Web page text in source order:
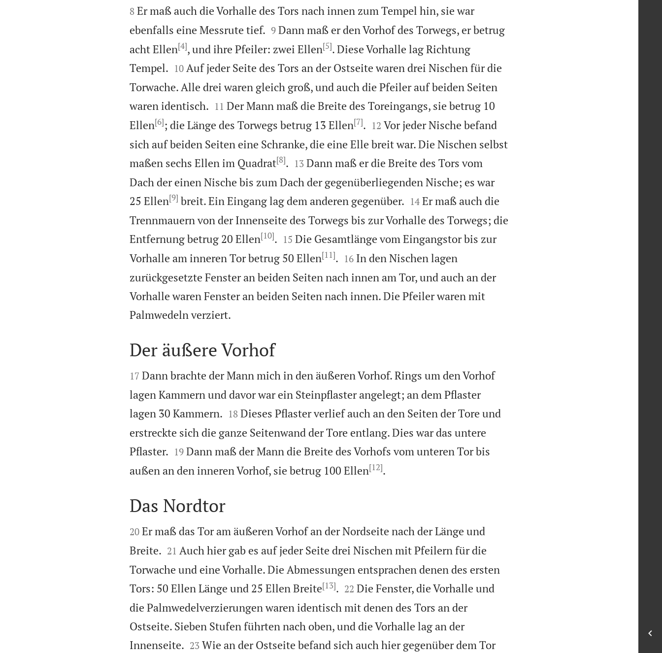
8 Er maß auch die Vorhalle des Tors nach innen zum Tempel hin, sie war
ebenfalls eine Messrute tief.
9 Dann maß er den Vorhof des Torwegs, er betrug
acht Ellen[4], und ihre Pfeiler: zwei Ellen[5]. Diese Vorhalle lag Richtung
Tempel.
10 Auf jeder Seite des Tors an der Ostseite waren drei Nischen für die
Torwache. Alle drei waren gleich groß, und auch die Pfeiler auf beiden Seiten
waren identisch.
11 Der Mann maß die Breite des Toreingangs, sie betrug 10
Ellen[6]; die Länge des Torwegs betrug 13 Ellen[7].
12 Vor jeder Nische befand
sich auf beiden Seiten eine Schranke, die eine Elle breit war. Die Nischen selbst
maßen sechs Ellen im Quadrat[8].
13 Dann maß er die Breite des Tors vom
Dach der einen Nische bis zum Dach der gegenüberliegenden Nische; es war
25 Ellen[9] breit. Ein Eingang lag dem anderen gegenüber.
14 Er maß auch die
Trennmauern von der Innenseite des Torwegs bis zur Vorhalle des Torwegs; die
Entfernung betrug 20 Ellen[10].
15 Die Gesamtlänge vom Eingangstor bis zur
Vorhalle am inneren Tor betrug 50 Ellen[11].
16 In den Nischen lagen
zurückgesetzte Fenster an beiden Seiten nach innen am Tor, und auch an der
Vorhalle waren Fenster an beiden Seiten nach innen. Die Pfeiler waren mit
Palmwedeln verziert.

Der äußere Vorhof

17 Dann brachte der Mann mich in den äußeren Vorhof. Rings um den Vorhof
lagen Kammern und davor war ein Steinpflaster angelegt; an dem Pflaster
lagen 30 Kammern.
18 Dieses Pflaster verlief auch an den Seiten der Tore und
erstreckte sich die ganze Seitenwand der Tore entlang. Dies war das untere
Pflaster.
19 Dann maß der Mann die Breite des Vorhofs vom unteren Tor bis
außen an den inneren Vorhof, sie betrug 100 Ellen[12].

Das Nordtor

20 Er maß das Tor am äußeren Vorhof an der Nordseite nach der Länge und
Breite.
21 Auch hier gab es auf jeder Seite drei Nischen mit Pfeilern für die
Torwache und eine Vorhalle. Die Abmessungen entsprachen denen des ersten
Tors: 50 Ellen Länge und 25 Ellen Breite[13].
22 Die Fenster, die Vorhalle und
die Palmwedelverzierungen waren identisch mit denen des Tors an der
Ostseite. Sieben Stufen führten nach oben, und die Vorhalle lag an der
Innenseite.
23 Wie an der Ostseite befand sich auch hier gegenüber dem Tor